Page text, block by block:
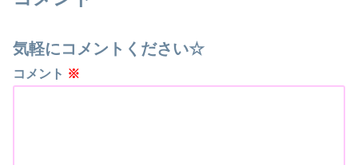
気軽にコメントください☆
コメント ※